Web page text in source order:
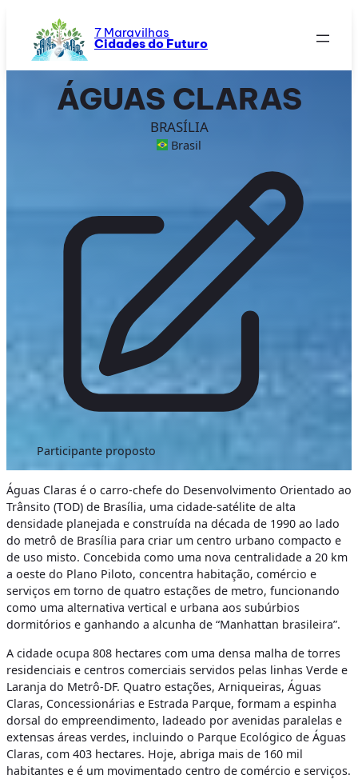
conteúdo
7 Maravilhas
Cidades do Futuro
ÁGUAS CLARAS
BRASÍLIA
Brasil
Participante proposto
Águas Claras é o carro-chefe do Desenvolvimento Orientado ao
Trânsito (TOD) de Brasília, uma cidade-satélite de alta
densidade planejada e construída na década de 1990 ao lado
do metrô de Brasília para criar um centro urbano compacto e
de uso misto. Concebida como uma nova centralidade a 20 km
a oeste do Plano Piloto, concentra habitação, comércio e
serviços em torno de quatro estações de metro, funcionando
como uma alternativa vertical e urbana aos subúrbios
dormitórios e ganhando a alcunha de “Manhattan brasileira”.
A cidade ocupa 808 hectares com uma densa malha de torres
residenciais e centros comerciais servidos pelas linhas Verde e
Laranja do Metrô-DF. Quatro estações, Arniqueiras, Águas
Claras, Concessionárias e Estrada Parque, formam a espinha
dorsal do empreendimento, ladeado por avenidas paralelas e
extensas áreas verdes, incluindo o Parque Ecológico de Águas
Claras, com 403 hectares. Hoje, abriga mais de 160 mil
habitantes e é um movimentado centro de comércio e serviços.